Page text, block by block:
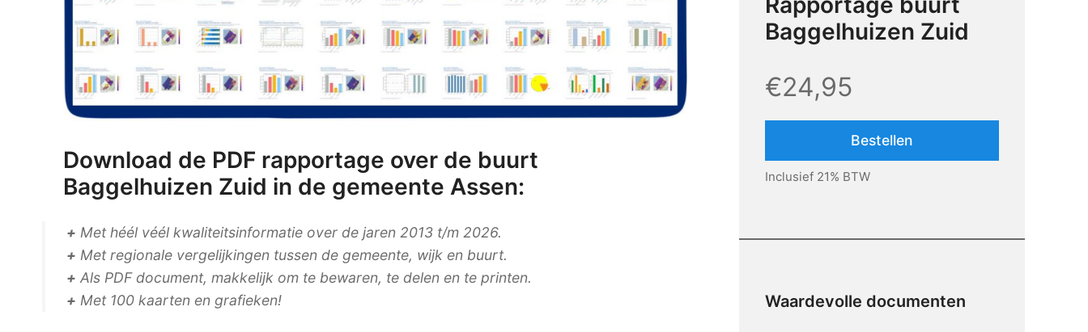
Download de PDF rapportage over de buurt
Baggelhuizen Zuid in de gemeente Assen:
+ Met héél véél kwaliteitsinformatie over de jaren 2013 t/m 2026.
+ Met regionale vergelijkingen tussen de gemeente, wijk en buurt.
+ Als PDF document, makkelijk om te bewaren, te delen en te printen.
+ Met 100 kaarten en grafieken!
Baggelhuizen Zuid
€24,95
Bestellen
Inclusief 21% BTW
Waardevolle documenten